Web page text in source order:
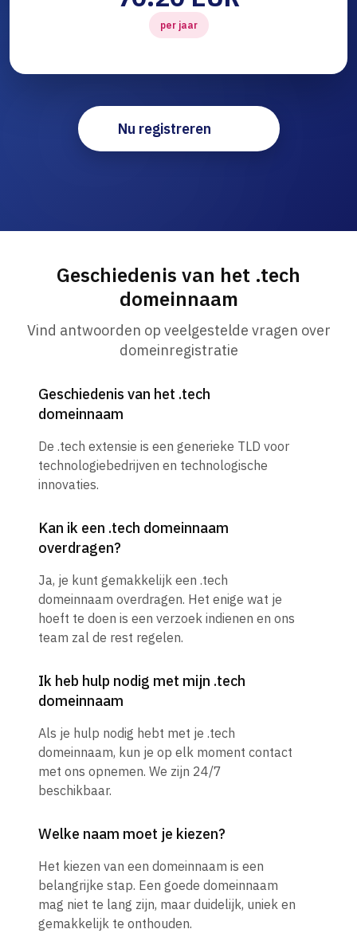
per jaar
Nu registreren
Geschiedenis van het .tech
domeinnaam
Vind antwoorden op veelgestelde vragen over
domeinregistratie
Geschiedenis van het .tech
domeinnaam
De .tech extensie is een generieke TLD voor
technologiebedrijven en technologische
innovaties.
Kan ik een .tech domeinnaam
overdragen?
Ja, je kunt gemakkelijk een .tech
domeinnaam overdragen. Het enige wat je
hoeft te doen is een verzoek indienen en ons
team zal de rest regelen.
Ik heb hulp nodig met mijn .tech
domeinnaam
Als je hulp nodig hebt met je .tech
domeinnaam, kun je op elk moment contact
met ons opnemen. We zijn 24/7
beschikbaar.
Welke naam moet je kiezen?
Het kiezen van een domeinnaam is een
belangrijke stap. Een goede domeinnaam
mag niet te lang zijn, maar duidelijk, uniek en
gemakkelijk te onthouden.